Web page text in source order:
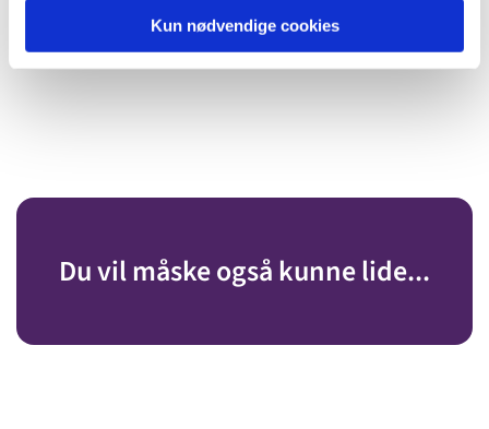
Kun nødvendige cookies
Du vil måske også kunne lide...